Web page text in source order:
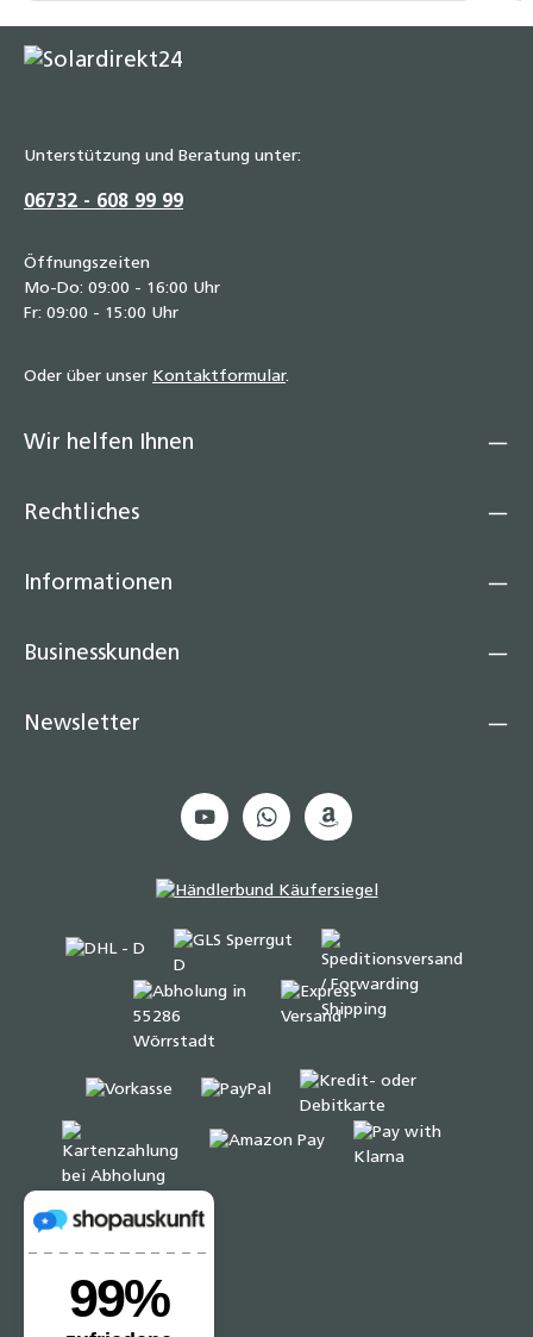
Unterstützung und Beratung unter:
06732 - 608 99 99
Öffnungszeiten
Mo-Do: 09:00 - 16:00 Uhr
Fr: 09:00 - 15:00 Uhr
Oder über unser Kontaktformular.
Wir helfen Ihnen
Rechtliches
Informationen
Businesskunden
Newsletter